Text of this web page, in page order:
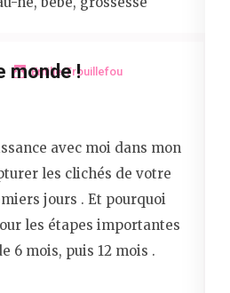
Emilie Trouillefou
monde !
avec moi dans mon
les clichés de votre
jours . Et pourquoi
les étapes importantes
6 mois, puis 12 mois .